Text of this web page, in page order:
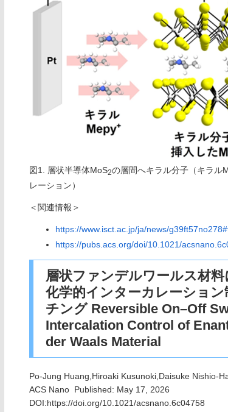
図1. 層状半導体MoS2の層間へキラル分子（キラル
レーション）
＜関連情報＞
https://www.isct.ac.jp/ja/news/
https://pubs.acs.org/doi/10.1021/
層状ファンデルワールス材
化学的インターカレーショ
チング Reversible On–Off
Intercalation Control of
der Waals Material
Po-Jung Huang,Hiroaki Kusunoki,Daisuke Nishio-
ACS Nano Published: May 17, 2026
DOI:https://doi.org/10.1021/acsnano.6c04758